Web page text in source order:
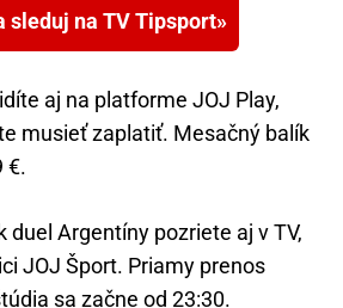
sleduj na TV Tipsport
aj na platforme JOJ Play,
musieť zaplatiť. Mesačný balík
€.
duel Argentíny pozriete aj v TV,
JOJ Šport. Priamy prenos
sa začne od 23:30.